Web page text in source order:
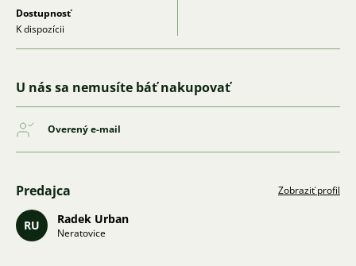
Dostupnosť
K dispozícii
U nás sa nemusíte báť nakupovať
Overený e-mail
Predajca Zobraziť profil
RU Radek Urban
Neratovice